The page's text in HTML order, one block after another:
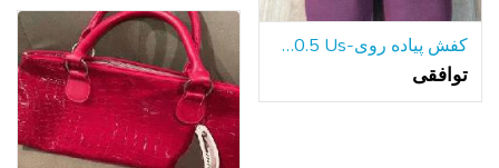
کفش پیاده روی-Fila 10.5 Us
توافقی